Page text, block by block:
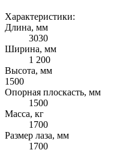
Характеристики:
Длина, мм
3030
Ширина, мм
1 200
Высота, мм
1500
Опорная плоскасть, мм
1500
Масса, кг
1700
Размер лаза, мм
1700